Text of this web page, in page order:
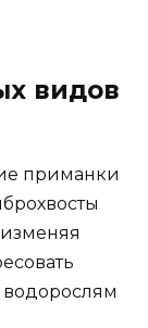
видов
приманки